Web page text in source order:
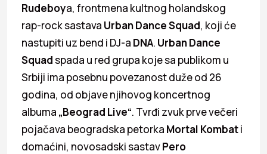
Rudeboya, frontmena kultnog holandskog
rap-rock sastava Urban Dance Squad, koji će
nastupiti uz bend i DJ-a DNA. Urban Dance
Squadspada u red grupa koje sa publikom u
Srbiji ima posebnu povezanost duže od 26
godina, od objave njihovog koncertnog
albuma „Beograd Live“. Tvrđi zvuk prve večeri
pojačava beogradska petorka Mortal Kombati
domaćini, novosadski sastavPero